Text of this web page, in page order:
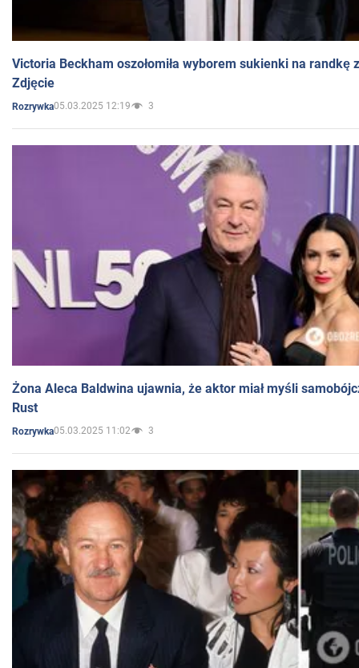
Victoria Beckham oszołomiła wyborem sukienki na randkę
Zdjęcie
Rozrywka05.03.2025 12:19 3
Żona Aleca Baldwina ujawnia, że aktor miał myśli
Rust
Rozrywka05.03.2025 11:02 3